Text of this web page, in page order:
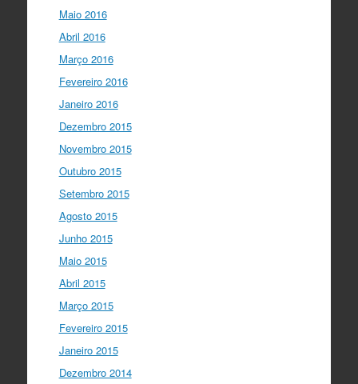
Maio 2016
Abril 2016
Março 2016
Fevereiro 2016
Janeiro 2016
Dezembro 2015
Novembro 2015
Outubro 2015
Setembro 2015
Agosto 2015
Junho 2015
Maio 2015
Abril 2015
Março 2015
Fevereiro 2015
Janeiro 2015
Dezembro 2014